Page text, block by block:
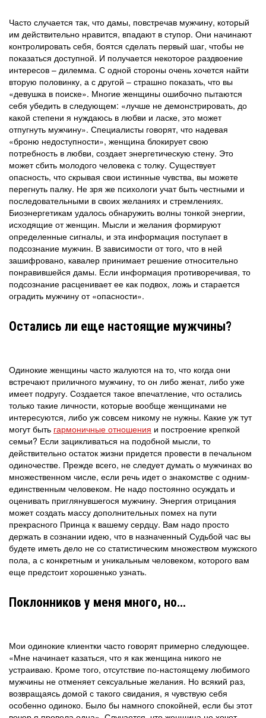
Часто случается так, что дамы, повстречав мужчину, который
им действительно нравится, впадают в ступор. Они начинают
контролировать себя, боятся сделать первый шаг, чтобы не
показаться доступной. И получается некоторое раздвоение
интересов – дилемма. С одной стороны очень хочется найти
вторую половинку, а с другой – страшно показать, что вы
«девушка в поиске». Многие женщины ошибочно пытаются
себя убедить в следующем: «лучше не демонстрировать, до
какой степени я нуждаюсь в любви и ласке, это может
отпугнуть мужчину». Специалисты говорят, что надевая
«броню недоступности», женщина блокирует свою
потребность в любви, создает энергетическую стену. Это
может сбить молодого человека с толку. Существует
опасность, что скрывая свои истинные чувства, вы можете
перегнуть палку. Не зря же психологи учат быть честными и
последовательными в своих желаниях и стремлениях.
Биоэнергетикам удалось обнаружить волны тонкой энергии,
исходящие от женщин. Мысли и желания формируют
определенные сигналы, и эта информация поступает в
подсознание мужчин. В зависимости от того, что в ней
зашифровано, кавалер принимает решение относительно
понравившейся дамы. Если информация противоречивая, то
подсознание расценивает ее как подвох, ложь и старается
оградить мужчину от «опасности».
Остались ли еще настоящие мужчины?
Одинокие женщины часто жалуются на то, что когда они
встречают приличного мужчину, то он либо женат, либо уже
имеет подругу. Создается такое впечатление, что остались
только такие личности, которые вообще женщинами не
интересуются, либо уж совсем никому не нужны. Какие уж тут
могут быть гармоничные отношения и построение крепкой
семьи? Если зацикливаться на подобной мысли, то
действительно остаток жизни придется провести в печальном
одиночестве. Прежде всего, не следует думать о мужчинах во
множественном числе, если речь идет о знакомстве с одним-
единственным человеком. Не надо постоянно осуждать и
оценивать приглянувшегося мужчину. Энергия отрицания
может создать массу дополнительных помех на пути
прекрасного Принца к вашему сердцу. Вам надо просто
держать в сознании идею, что в назначенный Судьбой час вы
будете иметь дело не со статистическим множеством мужского
пола, а с конкретным и уникальным человеком, которого вам
еще предстоит хорошенько узнать.
Поклонников у меня много, но…
Мои одинокие клиентки часто говорят примерно следующее.
«Мне начинает казаться, что я как женщина никого не
устраиваю. Кроме того, отсутствие по-настоящему любимого
мужчины не отменяет сексуальные желания. Но всякий раз,
возвращаясь домой с такого свидания, я чувствую себя
особенно одиноко. Было бы намного спокойней, если бы этот